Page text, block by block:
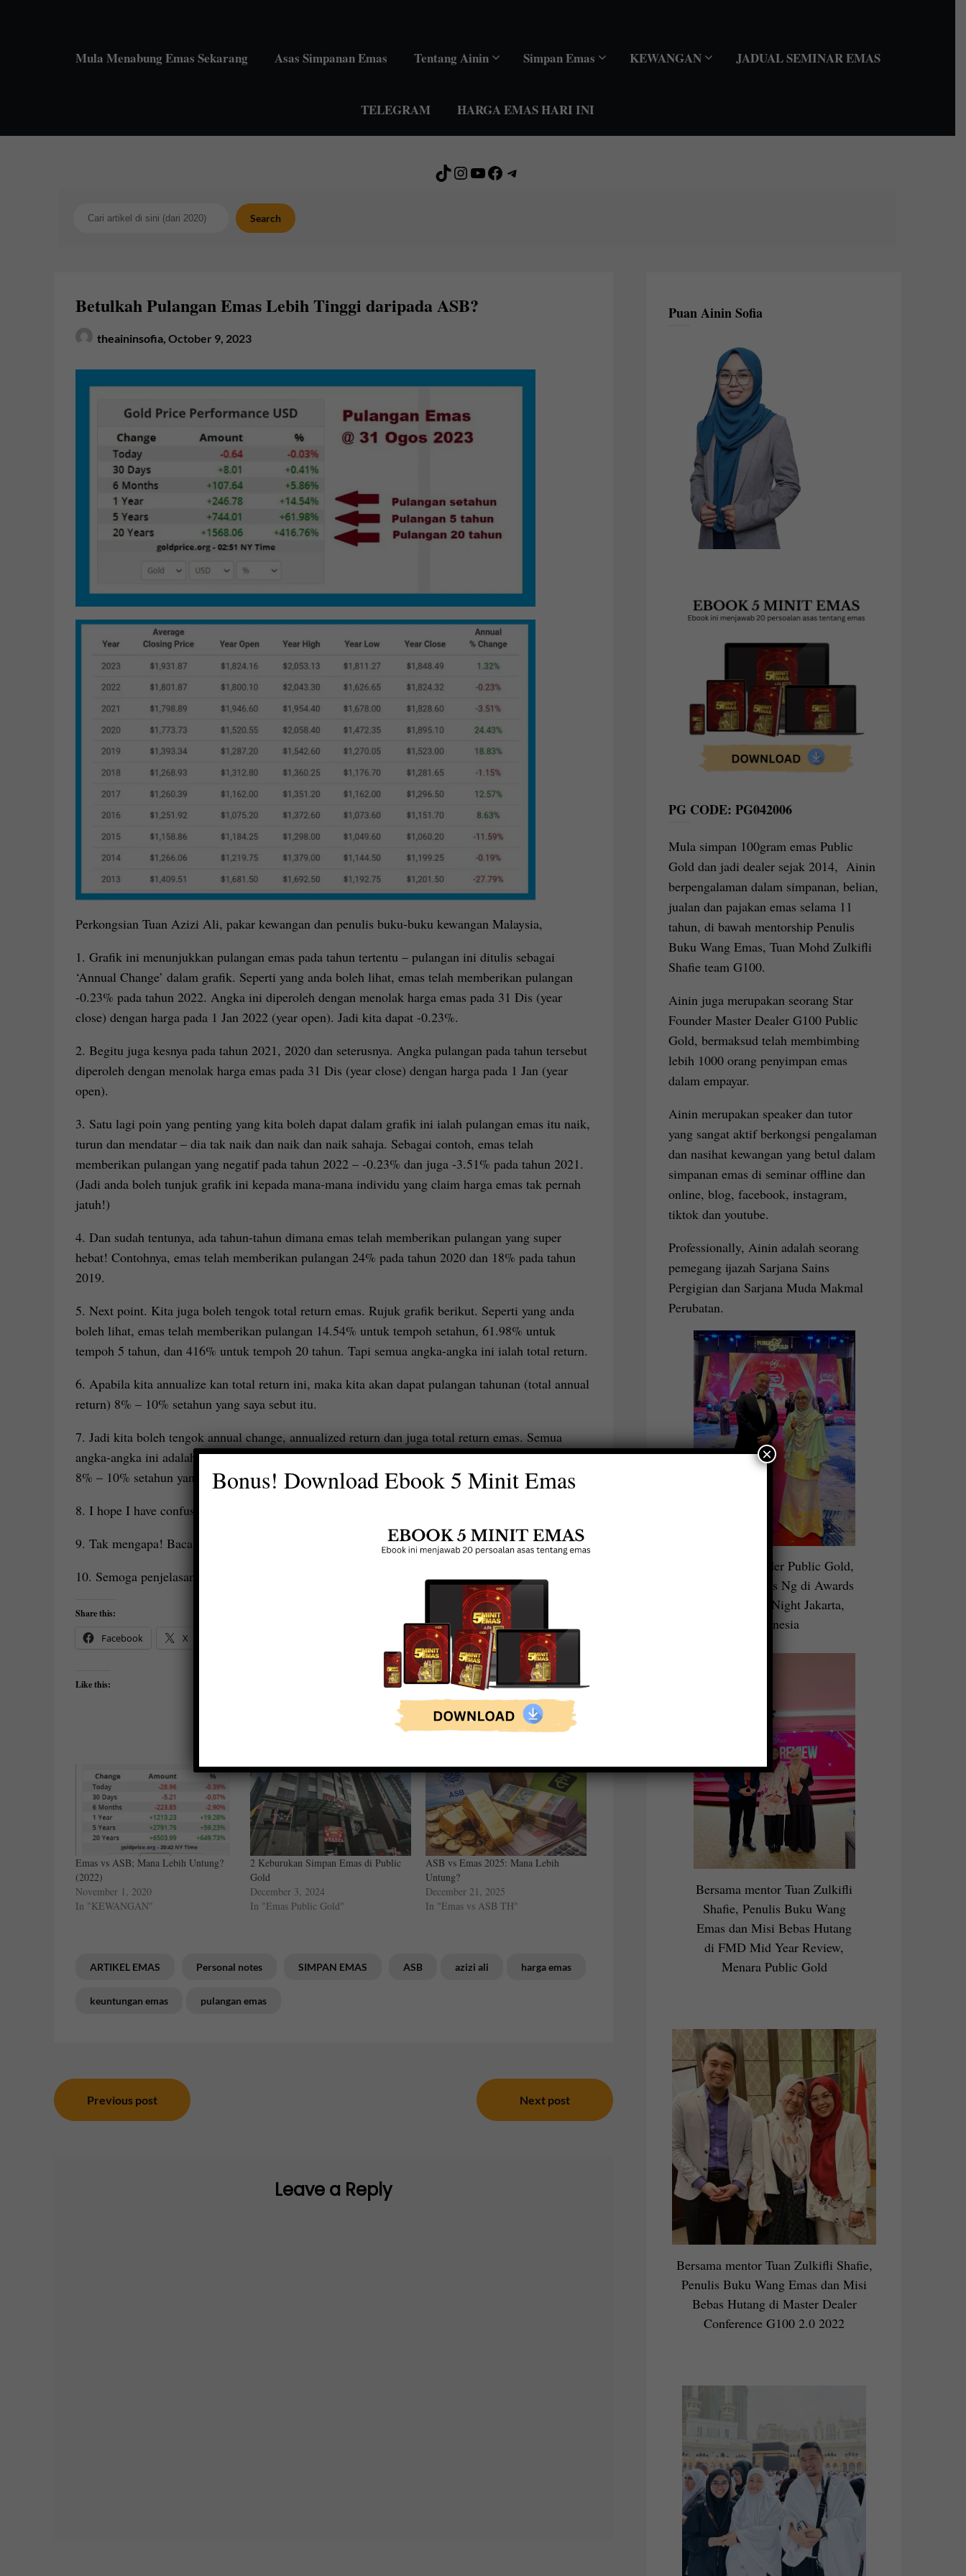
Mula Menabung Emas Sekarang Asas Simpanan Emas Tentang Ainin Simpan Emas KEWANGAN JADUAL SEMINAR EMAS
TELEGRAM HARGA EMAS HARI INI
TikTok
Instagram
YouTube
Facebook
Telegram
Search Search
Betulkah Pulangan Emas Lebih Tinggi daripada ASB?
theaininsofia, October 9, 2023
Perkongsian Tuan Azizi Ali, pakar kewangan dan penulis buku-buku kewangan Malaysia,
1. Grafik ini menunjukkan pulangan emas pada tahun tertentu – pulangan ini ditulis sebagai
‘Annual Change’ dalam grafik. Seperti yang anda boleh lihat, emas telah memberikan pulangan
-0.23% pada tahun 2022. Angka ini diperoleh dengan menolak harga emas pada 31 Dis (year
close) dengan harga pada 1 Jan 2022 (year open). Jadi kita dapat -0.23%.
2. Begitu juga kesnya pada tahun 2021, 2020 dan seterusnya. Angka pulangan pada tahun tersebut
diperoleh dengan menolak harga emas pada 31 Dis (year close) dengan harga pada 1 Jan (year
open).
3. Satu lagi poin yang penting yang kita boleh dapat dalam grafik ini ialah pulangan emas itu naik,
turun dan mendatar – dia tak naik dan naik dan naik sahaja. Sebagai contoh, emas telah
memberikan pulangan yang negatif pada tahun 2022 – -0.23% dan juga -3.51% pada tahun 2021.
(Jadi anda boleh tunjuk grafik ini kepada mana-mana individu yang claim harga emas tak pernah
jatuh!)
4. Dan sudah tentunya, ada tahun-tahun dimana emas telah memberikan pulangan yang super
hebat! Contohnya, emas telah memberikan pulangan 24% pada tahun 2020 dan 18% pada tahun
2019.
5. Next point. Kita juga boleh tengok total return emas. Rujuk grafik berikut. Seperti yang anda
boleh lihat, emas telah memberikan pulangan 14.54% untuk tempoh setahun, 61.98% untuk
tempoh 5 tahun, dan 416% untuk tempoh 20 tahun. Tapi semua angka-angka ini ialah total return.
6. Apabila kita annualize kan total return ini, maka kita akan dapat pulangan tahunan (total annual
return) 8% – 10% setahun yang saya sebut itu.
7. Jadi kita boleh tengok annual change, annualized return dan juga total return emas. Semua
angka-angka ini adalah betul dan valid. Dalam masa yang sama, fokus kepada annualized return
8% – 10% setahun yang saya asyik sebut itu.
8. I hope I have confused you further!
9. Tak mengapa! Baca balik post ini pelan-pelan, dan anda akan faham.
10. Semoga penjelasan ini membantu anda untuk menjadi pelabur yang lebih berilmu dan berjaya.
Share this:
Facebook X
Like this:
Emas vs ASB; Mana Lebih Untung?
(2022)
November 1, 2020
In "KEWANGAN"
2 Keburukan Simpan Emas di Public
Gold
December 3, 2024
In "Emas Public Gold"
ASB vs Emas 2025: Mana Lebih
Untung?
December 21, 2025
In "Emas vs ASB TH"
ARTIKEL EMAS Personal notes SIMPAN EMAS ASB azizi ali harga emas
keuntungan emas pulangan emas
Post
navigationPrevious post Next post
Leave a Reply
Puan Ainin Sofia
PG CODE: PG042006
Mula simpan 100gram emas Public
Gold dan jadi dealer sejak 2014, Ainin
berpengalaman dalam simpanan, belian,
jualan dan pajakan emas selama 11
tahun, di bawah mentorship Penulis
Buku Wang Emas, Tuan Mohd Zulkifli
Shafie team G100.
Ainin juga merupakan seorang Star
Founder Master Dealer G100 Public
Gold, bermaksud telah membimbing
lebih 1000 orang penyimpan emas
dalam empayar.
Ainin merupakan speaker dan tutor
yang sangat aktif berkongsi pengalaman
dan nasihat kewangan yang betul dalam
simpanan emas di seminar offline dan
online, blog, facebook, instagram,
tiktok dan youtube.
Professionally, Ainin adalah seorang
pemegang ijazah Sarjana Sains
Pergigian dan Sarjana Muda Makmal
Perubatan.
bersama Founder Public Gold,
Dato Seri Louis Ng di Awards
Recognition Night Jakarta,
Indonesia
Bersama mentor Tuan Zulkifli
Shafie, Penulis Buku Wang
Emas dan Misi Bebas Hutang
di FMD Mid Year Review,
Menara Public Gold
Bersama mentor Tuan Zulkifli Shafie,
Penulis Buku Wang Emas dan Misi
Bebas Hutang di Master Dealer
Conference G100 2.0 2022
Bonus! Download Ebook 5 Minit Emas
×